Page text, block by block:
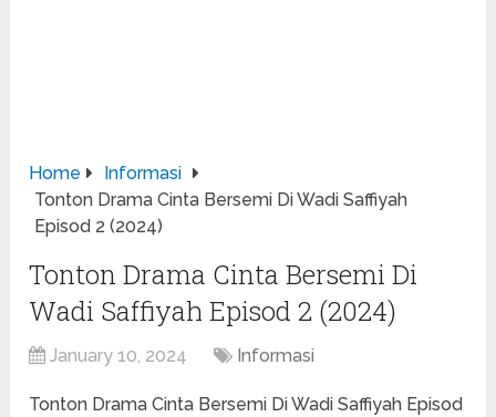
Home
Informasi
Tonton Drama Cinta Bersemi Di Wadi Saffiyah
Episod 2 (2024)
Tonton Drama Cinta Bersemi Di
Wadi Saffiyah Episod 2 (2024)
January 10, 2024 Informasi
Tonton Drama Cinta Bersemi Di Wadi Saffiyah Episod